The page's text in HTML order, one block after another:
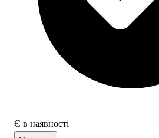
Є в наявності